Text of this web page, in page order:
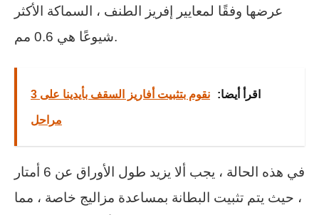
عرضها وفقًا لمعايير إفريز الطنف ، السماكة الأكثر
شيوعًا هي 0.6 مم.
اقرأ أيضا: نقوم بتثبيت أفاريز السقف بأيدينا على 3
مراحل
في هذه الحالة ، يجب ألا يزيد طول الأوراق عن 6 أمتار
، حيث يتم تثبيت البطانة بمساعدة مزاليج خاصة ، مما